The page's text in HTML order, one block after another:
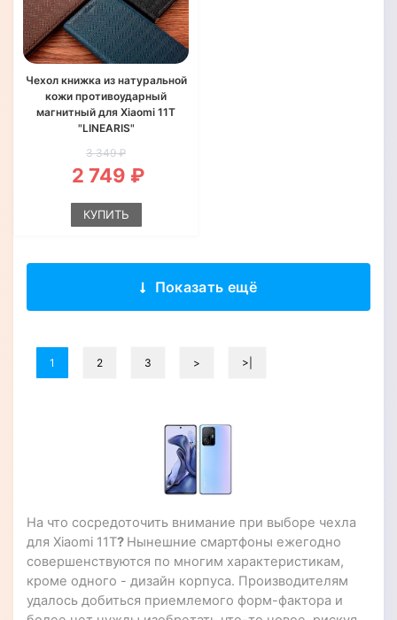
Чехол книжка из натуральной
кожи противоударный
магнитный для Xiaomi 11T
"LINEARIS"
3 349 ₽
2 749 ₽
КУПИТЬ
Показать ещё
1 2 3 > >|
На что сосредоточить внимание при выборе чехла
для Xiaomi 11T? Нынешние смартфоны ежегодно
совершенствуются по многим характеристикам,
кроме одного - дизайн корпуса. Производителям
удалось добиться приемлемого форм-фактора и